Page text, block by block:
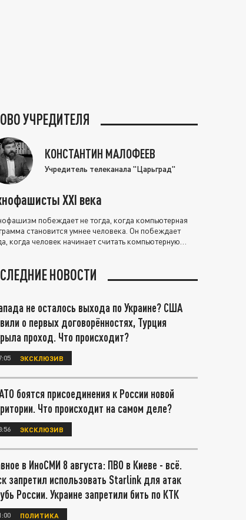
УЧРЕДИТЕЛЯ
КОНСТАНТИН МАЛОФЕЕВ
Учредитель телеканала "Царьград"
XXI века
побеждает не тогда, когда компьютерная
становится умнее человека. Он побеждает
когда человек начинает считать компьютерную
НОВОСТИ
не осталось выхода по Украине? США
о первых договорённостях, Турция
проход. Что происходит?
ЭКСКЛЮЗИВ
боятся присоединения к России новой
Что происходит на самом деле?
ЭКСКЛЮЗИВ
в ИноСМИ 8 августа: ПВО в Киеве - всё.
запретил использовать Starlink для атак
России. Украине запретили бить по КТК
ПОЛИТИКА